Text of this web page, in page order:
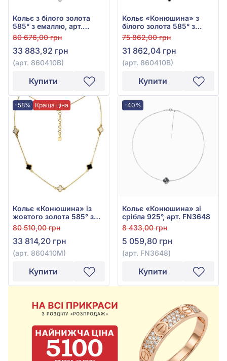
Кольє з білого золота
585° з емаллю, арт.
860410В
80 676,00 грн
33 883,92 грн
(арт. 860410В)
Купити
Кольє «Конюшина» з
білого золота 585° з
чорною емаллю, арт.
860410В
75 862,00 грн
31 862,04 грн
(арт. 860410В)
Купити
-58% Краща ціна
Кольє «Конюшина» із
жовтого золота 585° з
чорною емаллю, арт.
860410М
80 510,00 грн
33 814,20 грн
(арт. 860410М)
Купити
-40%
Кольє «Конюшина» зі
срібла 925°, арт. FN3648
8 433,00 грн
5 059,80 грн
(арт. FN3648)
Купити